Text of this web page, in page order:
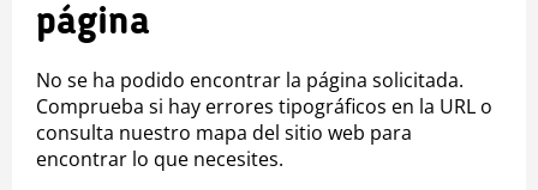
página
No se ha podido encontrar la página solicitada.
Comprueba si hay errores tipográficos en la URL o
consulta nuestro mapa del sitio web para
encontrar lo que necesites.